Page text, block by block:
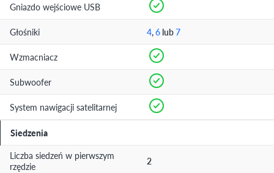
Gniazdo wejściowe USB
Głośniki 4,6 lub7
Wzmacniacz
Subwoofer
System nawigacji satelitarnej
Siedzenia
Liczba siedzeń w pierwszym
rzędzie
2